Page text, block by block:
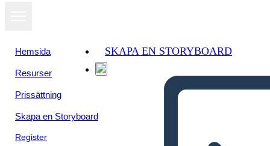
Hemsida
Resurser
Prissättning
Skapa en Storyboard
Register
SKAPA EN STORYBOARD
Visa som
bildspel